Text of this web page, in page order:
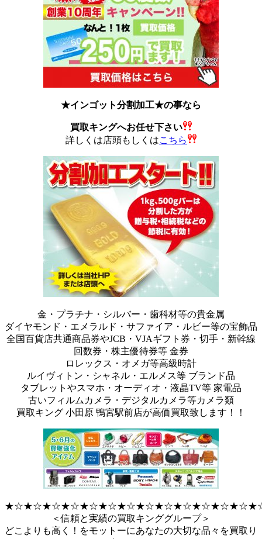
★インゴット分割加工★の事なら
買取キングへお任せ下さい
詳しくは店頭もしくはこちら
金・プラチナ・シルバー・歯科材等の貴金属
ダイヤモンド・エメラルド・サファイア・ルビー等の宝飾品
全国百貨店共通商品券やJCB・VJAギフト券・切手・新幹線
回数券・株主優待券等 金券
ロレックス・オメガ等高級時計
ルイヴィトン・シャネル・エルメス等 ブランド品
タブレットやスマホ・オーディオ・液晶TV等 家電品
古いフィルムカメラ・デジタルカメラ等カメラ類
買取キング 小田原 鴨宮駅前店が高価買取致します！！
＜信頼と実績の買取キンググループ＞
どこよりも高く！をモットーにあなたの大切な品々を買取り